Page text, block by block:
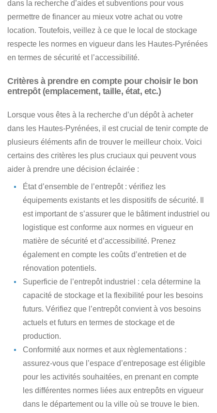
dans la recherche d’aides et subventions pour vous
permettre de financer au mieux votre achat ou votre
location. Toutefois, veillez à ce que le local de stockage
respecte les normes en vigueur dans les Hautes-Pyrénées
en termes de sécurité et l’accessibilité.
Critères à prendre en compte pour choisir le bon
entrepôt (emplacement, taille, état, etc.)
Lorsque vous êtes à la recherche d’un dépôt à acheter
dans les Hautes-Pyrénées, il est crucial de tenir compte de
plusieurs éléments afin de trouver le meilleur choix. Voici
certains des critères les plus cruciaux qui peuvent vous
aider à prendre une décision éclairée :
État d’ensemble de l’entrepôt : vérifiez les
équipements existants et les dispositifs de sécurité. Il
est important de s’assurer que le bâtiment industriel ou
logistique est conforme aux normes en vigueur en
matière de sécurité et d’accessibilité. Prenez
également en compte les coûts d’entretien et de
rénovation potentiels.
Superficie de l’entrepôt industriel : cela détermine la
capacité de stockage et la flexibilité pour les besoins
futurs. Vérifiez que l’entrepôt convient à vos besoins
actuels et futurs en termes de stockage et de
production.
Conformité aux normes et aux règlementations :
assurez-vous que l’espace d’entreposage est éligible
pour les activités souhaitées, en prenant en compte
les différentes normes liées aux entrepôts en vigueur
dans le département ou la ville où se trouve le bien.